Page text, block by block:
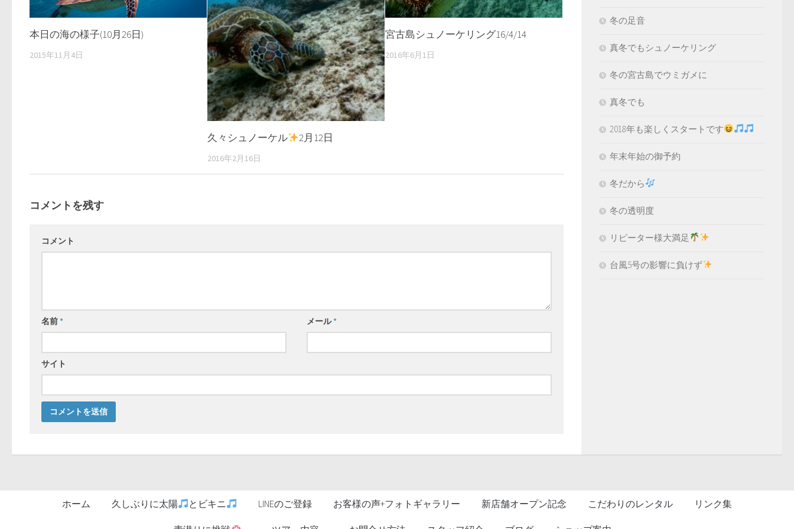
本日の海の様子(10月26日)
2015年11月4日
久々シュノーケル 2月12日
2016年2月16日
宮古島シュノーケリング16/4/14
2016年6月1日
コメントを残す
コメント
名前* メール*
サイト
冬の足音
真冬でもシュノーケリング
冬の宮古島でウミガメに
真冬でも
2018年も楽しくスタートです
年末年始の御予約
冬だから
冬の透明度
リピーター様大満足
台風5号の影響に負けず
ホーム 久しぶりに太陽 とビキニ LINEのご登録 お客様の声+フォトギャラリー 新店舗オープン記念 こだわりのレンタル リンク集